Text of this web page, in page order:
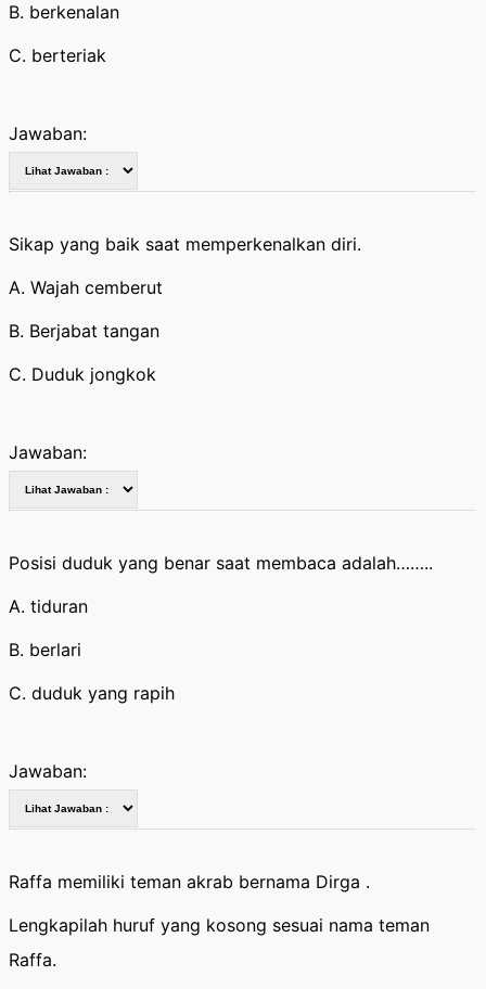
B. berkenalan
C. berteriak
Jawaban:
Sikap yang baik saat memperkenalkan diri.
A. Wajah cemberut
B. Berjabat tangan
C. Duduk jongkok
Jawaban:
Posisi duduk yang benar saat membaca adalah……..
A. tiduran
B. berlari
C. duduk yang rapih
Jawaban:
Raffa memiliki teman akrab bernama Dirga .
Lengkapilah huruf yang kosong sesuai nama teman
Raffa.